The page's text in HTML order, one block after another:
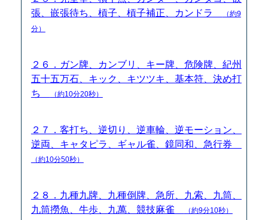
張、嵌張待ち、槓子、槓子補正、カンドラ
（約9
分）
２６．ガン牌、カンブリ、キー牌、危険牌、紀州
五十五万石、キック、キツツキ、基本符、決め打
ち
（約10分20秒）
２７．客打ち、逆切り、逆車輪、逆モーション、
逆両、キャタピラ、ギャル雀、鏡同和、急行券
（約10分50秒）
２８．九種九牌、九種倒牌、急所、九索、九筒、
九筒撈魚、牛歩、九萬、競技麻雀
（約9分10秒）